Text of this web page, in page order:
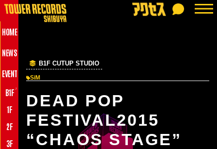
HOME
NEWS
EVENT
B1F ♪
1F
2F
3F
B1F CUTUP STUDIO
SiM
DEAD POP
FESTIVAL2015
“CHAOS STAGE”